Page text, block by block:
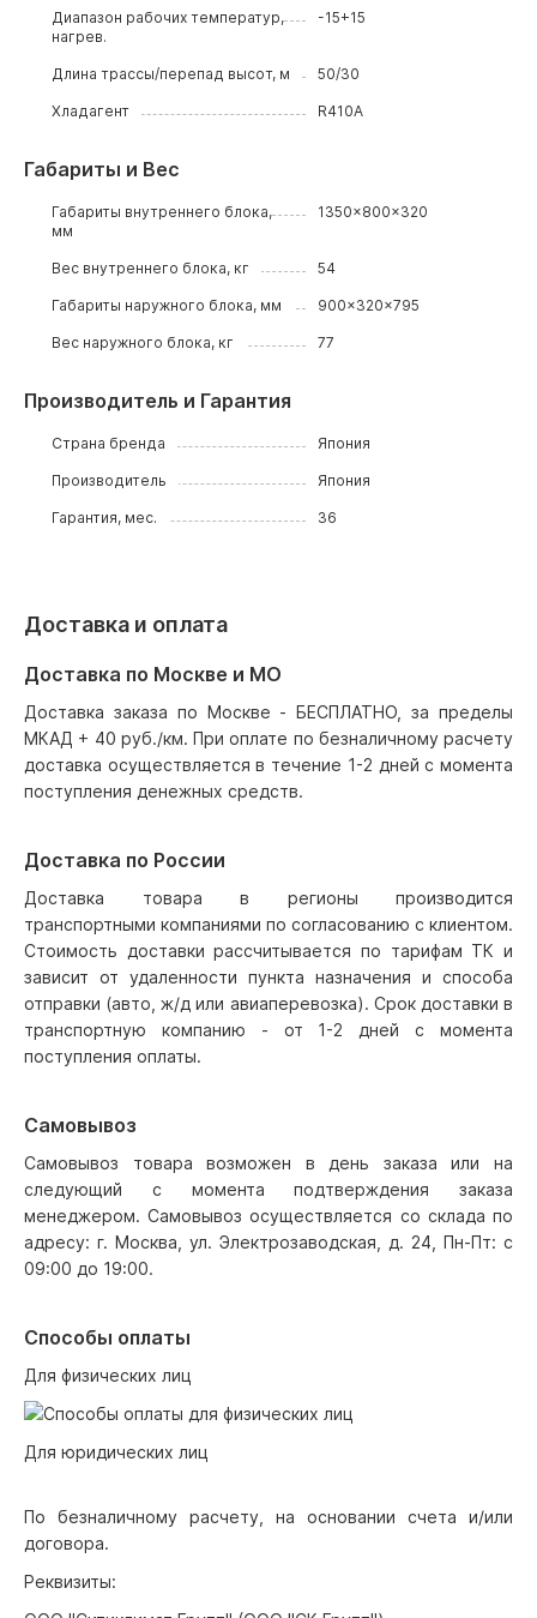
Диапазон рабочих температур,
нагрев.
-15+15
Длина трассы/перепад высот, м 50/30
Хладагент R410A
Габариты и Вес
Габариты внутреннего блока,
мм
1350x800x320
Вес внутреннего блока, кг 54
Габариты наружного блока, мм 900x320x795
Вес наружного блока, кг 77
Производитель и Гарантия
Страна бренда Япония
Производитель Япония
Гарантия, мес. 36
Доставка и оплата
Доставка по Москве и МО
Доставка заказа по Москве - БЕСПЛАТНО, за пределы
МКАД + 40 руб./км. При оплате по безналичному расчету
доставка осуществляется в течение 1-2 дней с момента
поступления денежных средств.
Доставка по России
Доставка товара в регионы производится
транспортными компаниями по согласованию с клиентом.
Стоимость доставки рассчитывается по тарифам ТК и
зависит от удаленности пункта назначения и способа
отправки (авто, ж/д или авиаперевозка). Срок доставки в
транспортную компанию - от 1-2 дней с момента
поступления оплаты.
Самовывоз
Самовывоз товара возможен в день заказа или на
следующий с момента подтверждения заказа
менеджером. Самовывоз осуществляется со склада по
адресу: г. Москва, ул. Электрозаводская, д. 24, Пн-Пт: с
09:00 до 19:00.
Способы оплаты
Для физических лиц
Для юридических лиц
По безналичному расчету, на основании счета и/или
договора.
Реквизиты: